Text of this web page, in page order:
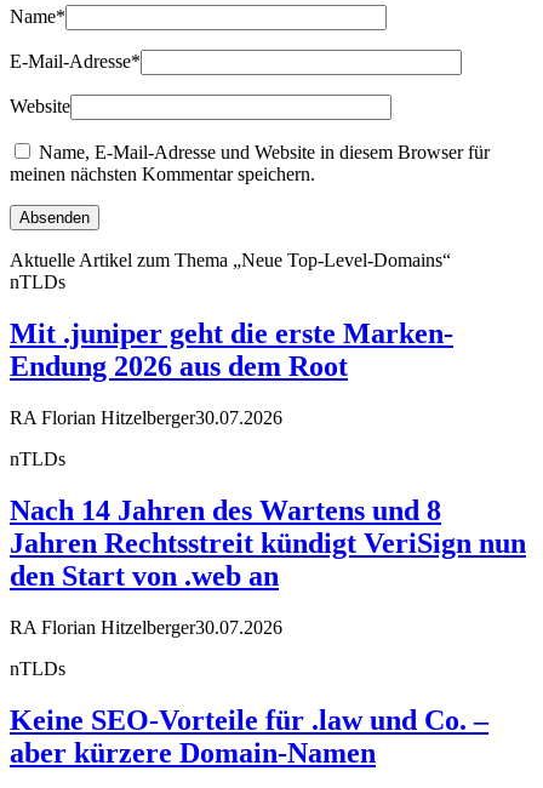
Name*
E-Mail-Adresse*
Website
Name, E-Mail-Adresse und Website in diesem Browser für
meinen nächsten Kommentar speichern.
Aktuelle Artikel zum Thema „Neue Top-Level-Domains“
nTLDs
Mit .juniper geht die erste Marken-
Endung 2026 aus dem Root
RA Florian Hitzelberger30.07.2026
nTLDs
Nach 14 Jahren des Wartens und 8
Jahren Rechtsstreit kündigt VeriSign nun
den Start von .web an
RA Florian Hitzelberger30.07.2026
nTLDs
Keine SEO-Vorteile für .law und Co. –
aber kürzere Domain-Namen